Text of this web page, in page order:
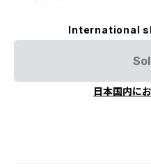
International
日本国内に